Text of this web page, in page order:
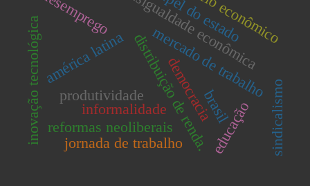
américa latinadesigualdade econômica
distribuição de renda.
inovação tecnológica brasil
mercado de trabalho
informalidade
papel do estado
ciclo econômico
reformas neoliberais
desemprego
jornada de trabalho
produtividade
educação
democracia sindicalismo